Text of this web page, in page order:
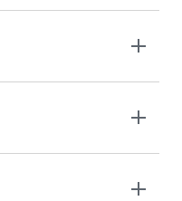
はこちら